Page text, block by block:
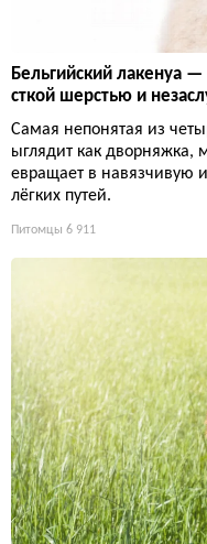
Бельгийский лакенуа
сткой шерстью и
Самая непонятая из
ыглядит как дворняжка,
евращает в навязчивую
лёгких путей.
Питомцы 6 911